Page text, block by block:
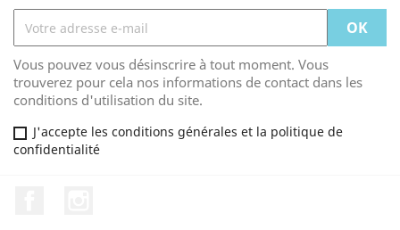
Vous pouvez vous désinscrire à tout moment. Vous
trouverez pour cela nos informations de contact dans les
conditions d'utilisation du site.
J'accepte les conditions générales et la politique de
confidentialité